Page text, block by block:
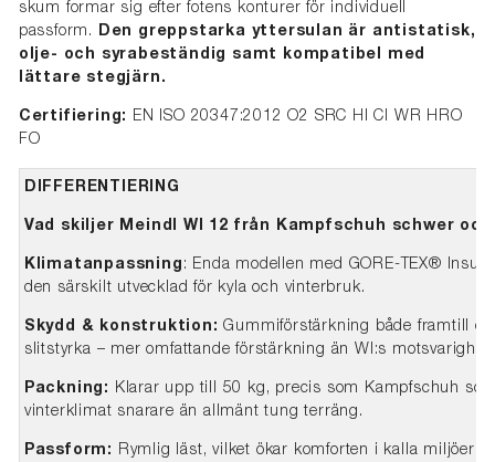
skum formar sig efter fotens konturer för individuell
passform. Den greppstarka yttersulan är antistatisk,
olje- och syrabeständig samt kompatibel med
lättare stegjärn.
Certifiering: EN ISO 20347:2012 O2 SRC HI CI WR HRO
FO
DIFFERENTIERING
Vad skiljer Meindl WI 12 från Kampfschuh schwer
Klimatanpassning : Enda modellen med GORE-TEX®
den särskilt utvecklad för kyla och vinterbruk.
Skydd & konstruktion: Gummiförstärkning både framtill
slitstyrka – mer omfattande förstärkning än WI:s
Packning: Klarar upp till 50 kg, precis som Kampfschuh
vinterklimat snarare än allmänt tung terräng.
Passform: Rymlig läst, vilket ökar komforten i kalla miljöer